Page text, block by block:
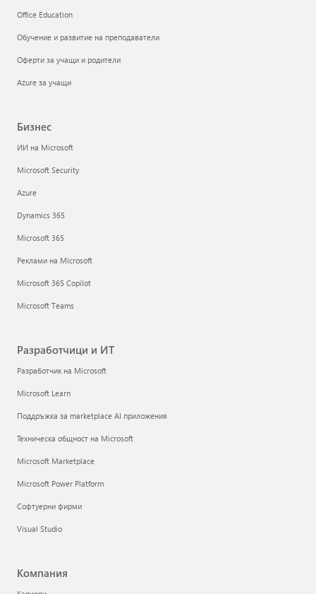
Office Education
Обучение и развитие на преподаватели
Оферти за учащи и родители
Azure за учащи
Бизнес
ИИ на Microsoft
Microsoft Security
Azure
Dynamics 365
Microsoft 365
Реклами на Microsoft
Microsoft 365 Copilot
Microsoft Teams
Разработчици и ИТ
Разработчик на Microsoft
Microsoft Learn
Поддръжка за marketplace AI приложения
Техническа общност на Microsoft
Microsoft Marketplace
Microsoft Power Platform
Софтуерни фирми
Visual Studio
Компания